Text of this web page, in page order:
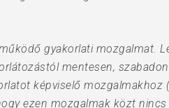
gyakorlati mozgalmat.
mentesen,
képviselő mozgalmakhoz
ezen mozgalmak közt